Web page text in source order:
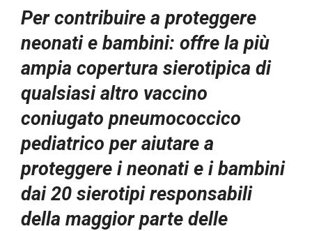
Per contribuire a proteggere
neonati e bambini: offre la più
ampia copertura sierotipica di
qualsiasi altro vaccino
coniugato pneumococcico
pediatrico per aiutare a
proteggere i neonati e i bambini
dai 20 sierotipi responsabili
della maggior parte delle